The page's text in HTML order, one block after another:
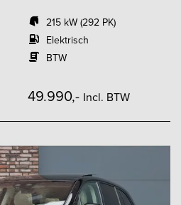
215 kW (292 PK)
Elektrisch
BTW
49.990,- Incl. BTW